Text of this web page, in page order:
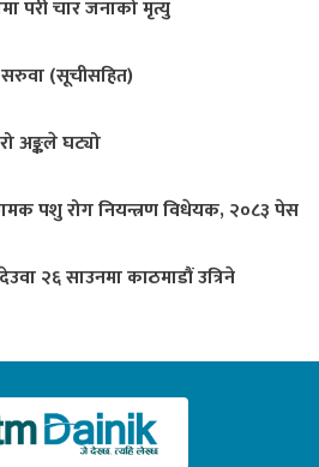
परी चार जनाको मृत्यु
(सूचीसहित)
अङ्कले घट्यो
पशु रोग नियन्त्रण विधेयक, २०८३ पेस
२६ साउनमा काठमाडौं उत्रिने